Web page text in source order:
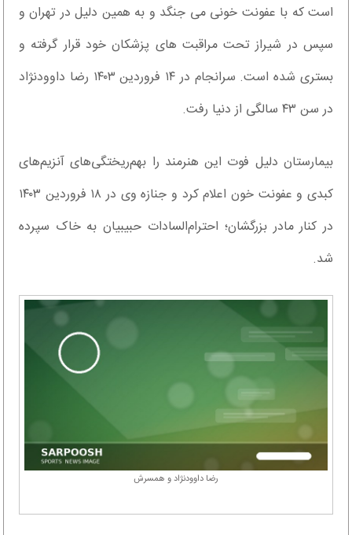
است که با عفونت خونی می جنگد و به همین دلیل در تهران و
سپس در شیراز تحت مراقبت های پزشکان خود قرار گرفته و
بستری شده است. سرانجام در ۱۴ فروردین ۱۴۰۳ رضا داوودنژاد
در سن ۴۳ سالگی از دنیا رفت.
بیمارستان دلیل فوت این هنرمند را بهم‌ریختگی‌های آنزیم‌های
کبدی و عفونت خون اعلام کرد و جنازه وی در ۱۸ فروردین ۱۴۰۳
در کنار مادر بزرگشان؛ احترام‌السادات حبیبیان به خاک سپرده
شد.
رضا داوودنژاد و همسرش